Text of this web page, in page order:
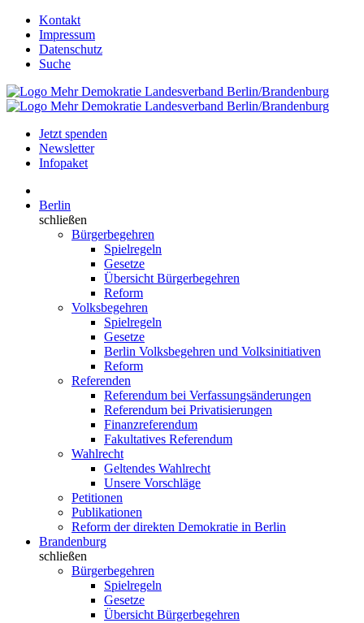
Kontakt
Impressum
Datenschutz
Suche
Jetzt spenden
Newsletter
Infopaket
Berlin
schließen
Bürgerbegehren
Spielregeln
Gesetze
Übersicht Bürgerbegehren
Reform
Volksbegehren
Spielregeln
Gesetze
Berlin Volksbegehren und Volksinitiativen
Reform
Referenden
Referendum bei Verfassungsänderungen
Referendum bei Privatisierungen
Finanzreferendum
Fakultatives Referendum
Wahlrecht
Geltendes Wahlrecht
Unsere Vorschläge
Petitionen
Publikationen
Reform der direkten Demokratie in Berlin
Brandenburg
schließen
Bürgerbegehren
Spielregeln
Gesetze
Übersicht Bürgerbegehren